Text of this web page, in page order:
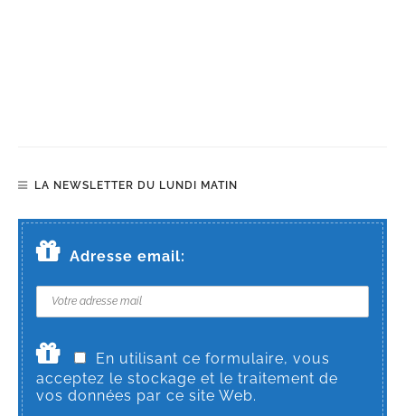
LA NEWSLETTER DU LUNDI MATIN
Adresse email:
En utilisant ce formulaire, vous
acceptez le stockage et le traitement de
vos données par ce site Web.